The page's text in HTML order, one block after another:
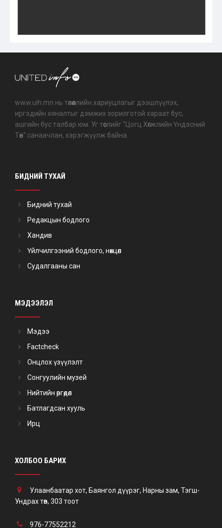
www.uih.mn нь төлөөллийн хариуцлагыг дээшлүүлэх,
иргэдийн хяналтыг дэмжих зорилготой хараат бус,
ашгийн бус талбар юм. Уг төслийг "Цогц Хөгжлийн Үндэсний
Төв" санаачлан, хэрэгжүүлж байна.
БИДНИЙ ТУХАЙ
Бидний тухай
Редакцын бодлого
Хандив
Үйлчилгээний бодлого, нөхцөл
Судалгааны сан
МЭДЭЭЛЭЛ
Мэдээ
Factcheck
Онцлох үзүүлэлт
Сонгуулийн музей
Нийтийн өргөдөл
Батлагдсан хууль
Ирц
ХОЛБОО БАРИХ
Улаанбаатар хот, Баянгол дүүрэг, Нарны зам, Тэгш-
Ундрах төв, 303 тоот
976-77552212